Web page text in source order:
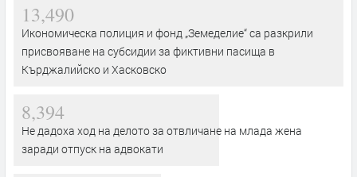
13,490
Икономическа полиция и фонд „Земеделие“ са разкрили
присвояване на субсидии за фиктивни пасища в
Кърджалийско и Хасковско
8,394
Не дадоха ход на делото за отвличане на млада жена
заради отпуск на адвокати